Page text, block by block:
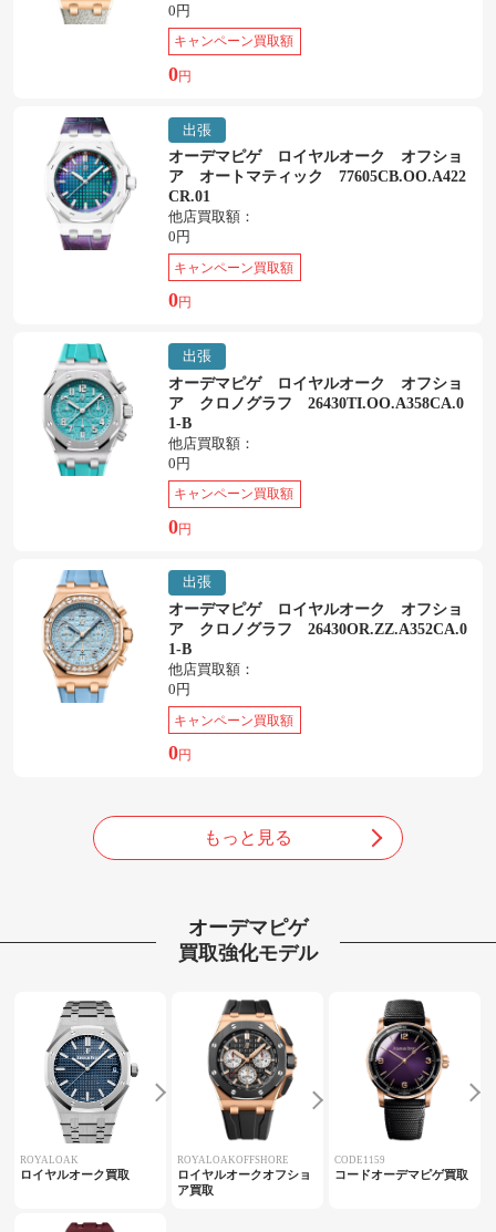
0円
キャンペーン買取額
0円
出張
オーデマピゲ ロイヤルオーク オフショ
ア オートマティック 77605CB.OO.A422
CR.01
他店買取額：
0円
キャンペーン買取額
0円
出張
オーデマピゲ ロイヤルオーク オフショ
ア クロノグラフ 26430TI.OO.A358CA.0
1-B
他店買取額：
0円
キャンペーン買取額
0円
出張
オーデマピゲ ロイヤルオーク オフショ
ア クロノグラフ 26430OR.ZZ.A352CA.0
1-B
他店買取額：
0円
キャンペーン買取額
0円
もっと見る
オーデマピゲ
買取強化モデル
ROYALOAK
ロイヤルオーク買取
ROYALOAKOFFSHORE
ロイヤルオークオフショ
ア買取
CODE1159
コードオーデマピゲ買取